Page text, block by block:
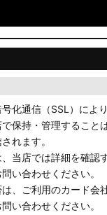
化通信（SSL）によ
保持・管理することは
れます。
当店では詳細を確認
い合わせください。
、ご利用のカード会
い合わせください。